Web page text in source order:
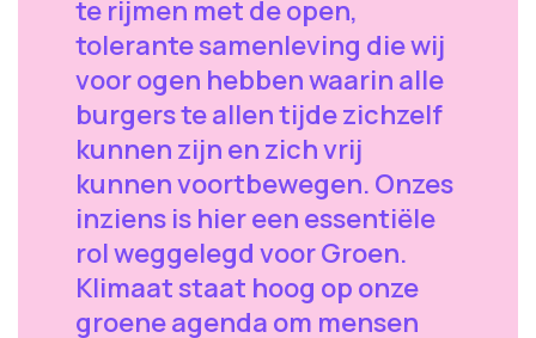
te rijmen met de open,
tolerante samenleving die wij
voor ogen hebben waarin alle
burgers te allen tijde zichzelf
kunnen zijn en zich vrij
kunnen voortbewegen. Onzes
inziens is hier een essentiële
rol weggelegd voor Groen.
Klimaat staat hoog op onze
groene agenda om mensen